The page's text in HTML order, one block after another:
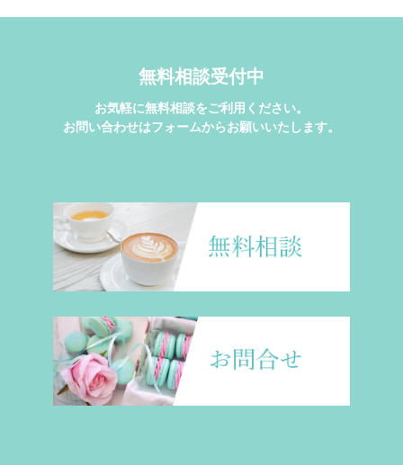
無料相談受付中
お気軽に無料相談をご利用ください。
お問い合わせはフォームからお願いいたします。